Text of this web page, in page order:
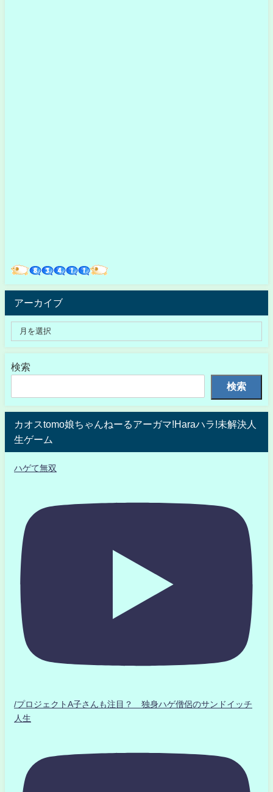
アーカイブ
検索
検索
カオスtomo娘ちゃんねーるアーガマ!Haraハラ!未解決人
生ゲーム
ハゲて無双
/プロジェクトA子さんも注目？ 独身ハゲ僧侶のサンドイッチ
人生